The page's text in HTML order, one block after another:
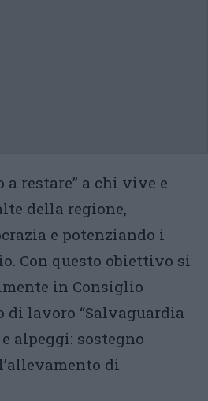
restare” a chi vive e
della regione,
e potenziando i
Con questo obiettivo si
in Consiglio
di lavoro “Salvaguardia
alpeggi: sostegno
di